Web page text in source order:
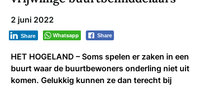
2 juni 2022
Whatsapp Share
Share
HET HOGELAND – Soms spelen er zaken in een
buurt waar de buurtbewoners onderling niet uit
komen. Gelukkig kunnen ze dan terecht bij